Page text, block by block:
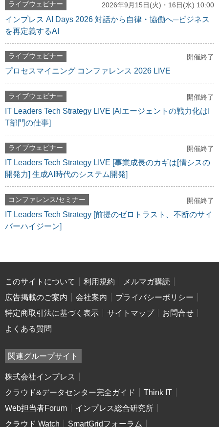
ライブウェビナー 2026年9月15日(火)・16日(水) 10:00
インプレス AI Days 2026 対話から自律・協働へ─ビジネス
を再定義するAI
ライブウェビナー 開催終了
プロセスマイニング コンファレンス 2026 LIVE
ライブウェビナー 開催終了
IT Leaders Tech Strategy LIVE [AIエージェントの戦力化はI
T部門の仕事]
ライブウェビナー 開催終了
IT Leaders Tech Strategy LIVE [事業成長のカギは[情シスの
開発力] 生成AI時代のシステム開発]
コンファレンス/セミナー 開催終了
IT Leaders Tech Strategy [前提のゼロトラスト、不断のサイ
バーハイジーン]
このサイトについて 利用規約
メルマガ購読
広告掲載のご案内
会社案内
プライバシーポリシー
特定商取引法に基づく表示
サイトマップ
お問合せ
よくある質問
関連グループサイト
株式会社インプレス
クラウド&データセンター完全ガイド
Think IT
Web担当者Forum
インプレス総合研究所
クラウド Watch
SmartGridフォーラム